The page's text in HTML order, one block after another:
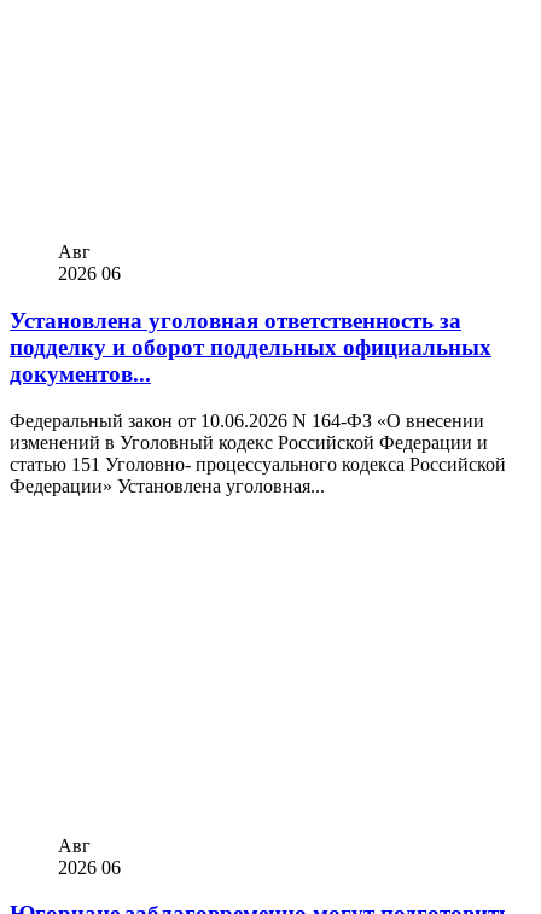
Авг
2026 06
Установлена уголовная ответственность за
подделку и оборот поддельных официальных
документов...
Федеральный закон от 10.06.2026 N 164-ФЗ «О внесении
изменений в Уголовный кодекс Российской Федерации и
статью 151 Уголовно- процессуального кодекса Российской
Федерации» Установлена уголовная...
Авг
2026 06